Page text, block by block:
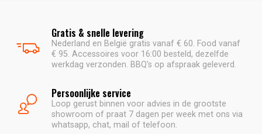
Gratis & snelle levering
Nederland en België gratis vanaf € 60. Food vanaf
€ 95. Accessoires voor 16:00 besteld, dezelfde
werkdag verzonden. BBQ's op afspraak geleverd.
Persoonlijke service
Loop gerust binnen voor advies in de grootste
showroom of praat 7 dagen per week met ons via
whatsapp, chat, mail of telefoon.